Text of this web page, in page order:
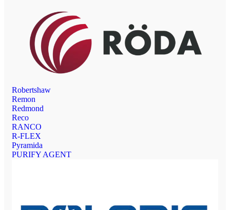
Robertshaw
Remon
Redmond
Reco
RANCO
R-FLEX
Pyramida
PURIFY AGENT